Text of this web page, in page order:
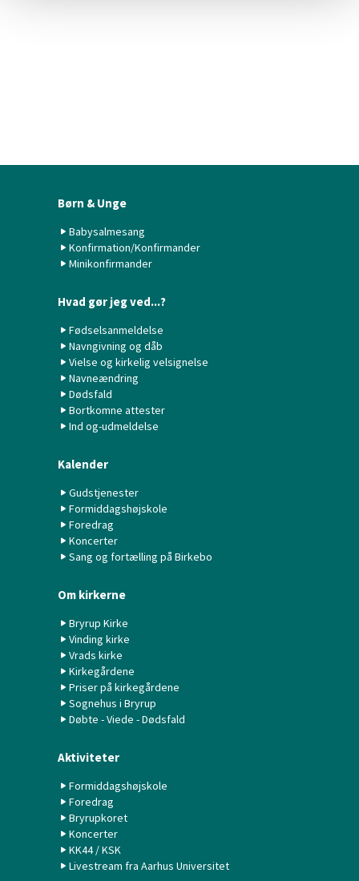
Børn & Unge
Babysalmesang
Konfirmation/Konfirmander
Minikonfirmander
Hvad gør jeg ved...?
Fødselsanmeldelse
Navngivning og dåb
Vielse og kirkelig velsignelse
Navneændring
Dødsfald
Bortkomne attester
Ind og-udmeldelse
Kalender
Gudstjenester
Formiddagshøjskole
Foredrag
Koncerter
Sang og fortælling på Birkebo
Om kirkerne
Bryrup Kirke
Vinding kirke
Vrads kirke
Kirkegårdene
Priser på kirkegårdene
Sognehus i Bryrup
Døbte - Viede - Dødsfald
Aktiviteter
Formiddagshøjskole
Foredrag
Bryrupkoret
Koncerter
KK44 / KSK
Livestream fra Aarhus Universitet